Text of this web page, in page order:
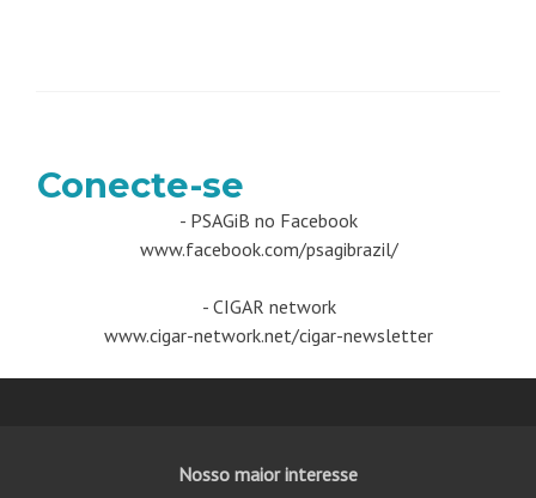
Conecte-se
- PSAGiB no Facebook
www.facebook.com/psagibrazil/
- CIGAR network
www.cigar-network.net/cigar-newsletter
Nosso maior interesse